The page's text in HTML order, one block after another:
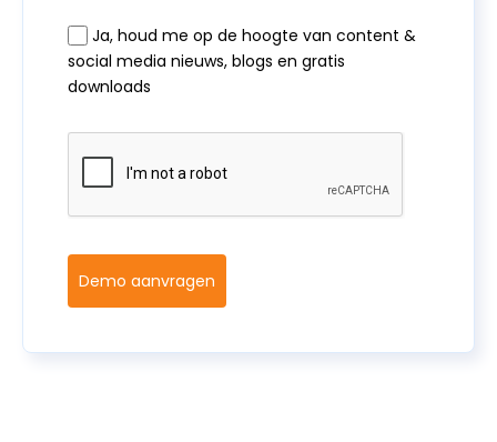
Ja, houd me op de hoogte van content &
social media nieuws, blogs en gratis
downloads
Demo aanvragen